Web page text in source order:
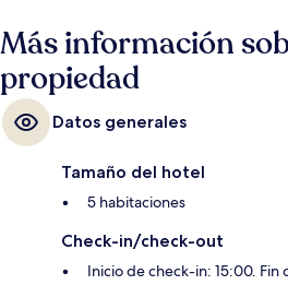
Más información
propiedad
Datos generales
Tamaño del hotel
5 habitaciones
Check-in/check-out
Inicio de check-in: 15:00.